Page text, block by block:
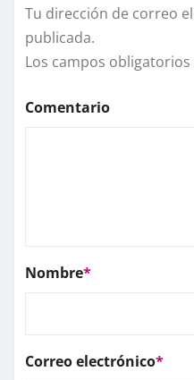
Tu dirección de correo
publicada.
Los campos
Comentario
Nombre*
Correo electrónico*